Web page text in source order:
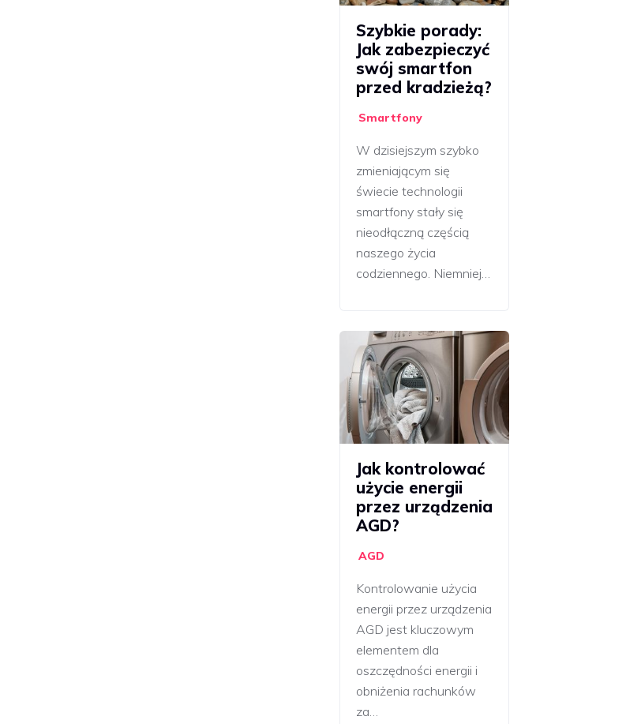
Szybkie porady:
Jak zabezpieczyć
swój smartfon
przed kradzieżą?
Smartfony
W dzisiejszym szybko
zmieniającym się
świecie technologii
smartfony stały się
nieodłączną częścią
naszego życia
codziennego. Niemniej…
Jak kontrolować
użycie energii
przez urządzenia
AGD?
AGD
Kontrolowanie użycia
energii przez urządzenia
AGD jest kluczowym
elementem dla
oszczędności energii i
obniżenia rachunków
za…